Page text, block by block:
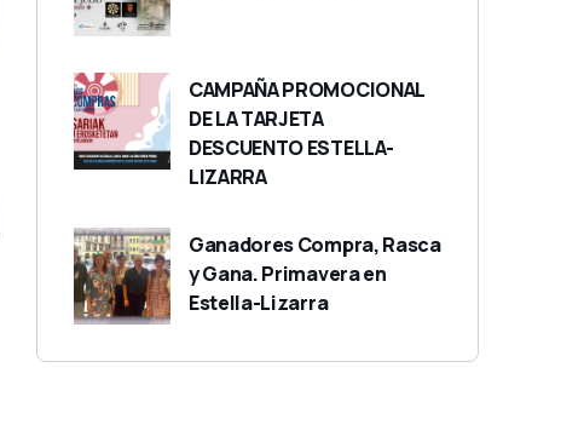
CAMPAÑA PROMOCIONAL
DE LA TARJETA
DESCUENTO ESTELLA-
LIZARRA
Ganadores Compra, Rasca
y Gana. Primavera en
Estella-Lizarra